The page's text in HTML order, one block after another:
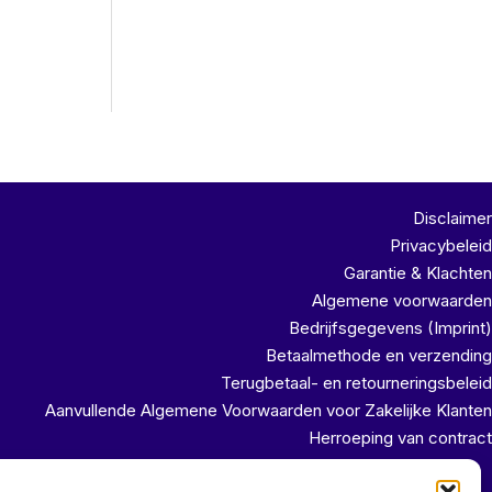
Disclaimer
Privacybeleid
Garantie & Klachten
Algemene voorwaarden
Bedrijfsgegevens (Imprint)
Betaalmethode en verzending
Terugbetaal- en retourneringsbeleid
Aanvullende Algemene Voorwaarden voor Zakelijke Klanten
Herroeping van contract